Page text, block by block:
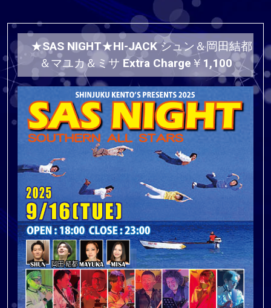
★SAS NIGHT★HI-JACK シュン＆岡田結都
＆マユカ＆ミサ Extra Charge￥1,100